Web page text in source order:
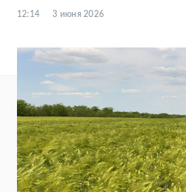
12:14 3 июня 2026